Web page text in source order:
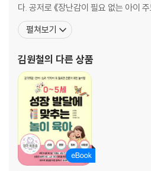
:: 작업치료사 선생님과 함께하는 손 발
PART 4 산만한 아이를 위한 감각운동
끈기와 참을성이 없다고 단정 짓지 마세요
각성 상태가 너무 높은지, 너무 낮은지 먼
에너지를 컨트롤하는 능력은 운동으로 기
밀어내기│백업 클라이밍│엄마 무릎 오
│이불김밥 탈출│라텍스 밴드 만세하기│
│릴랙스 활동
다. 공저로 《장난감이 필요 없는 아이
《우리 아이 감각운동 처방전》, 《0~5
아》를 집필하였다. 인스타 @gamtongtv_official
학위를 취득한 후 한림대학교 성심병원
펼쳐보기
김원철의 다른 상품